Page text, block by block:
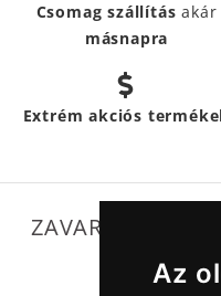
Az
Csomag szállításakár
másnapra
Extrém akciós
ZAVARTALAN